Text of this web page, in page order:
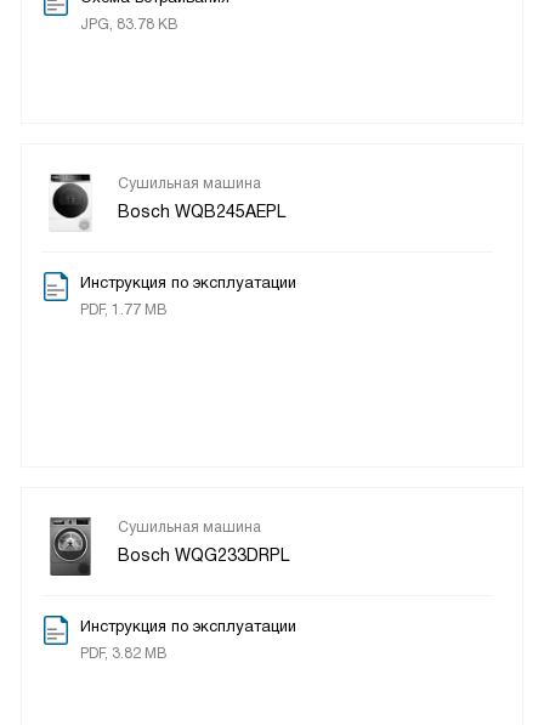
JPG, 83.78 KB
Сушильная машина
Bosch WQB245AEPL
Инструкция по эксплуатации
PDF, 1.77 MB
Сушильная машина
Bosch WQG233DRPL
Инструкция по эксплуатации
PDF, 3.82 MB